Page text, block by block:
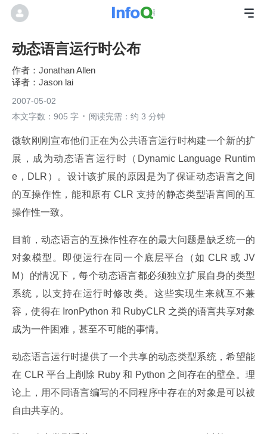
动态语言运行时公布
Jonathan Allen
Jason lai
2007-05-02
本文字数：905 字
阅读完需：约 3 分钟
微软刚刚宣布他们正在为公共语言运行时构建一个新的扩
展，成为动态语言运行时（Dynamic Language Runtim
e，DLR）。设计该扩展的原因是为了保证动态语言之间
的互操作性，能和原有 CLR 支持的静态类型语言间的互
操作性一致。
目前，动态语言的互操作性存在的最大问题是缺乏统一的
对象模型。即便运行在同一个底层平台（如 CLR 或 JV
M）的情况下，每个动态语言都必须独立扩展自身的类型
系统，以支持在运行时修改类。这些实现生来就互不兼
容，使得在 IronPython 和 RubyCLR 之类的语言共享对象
成为一件困难，甚至不可能的事情。
动态语言运行时提供了一个共享的动态类型系统，希望能
在 CLR 平台上削除 Ruby 和 Python 之间存在的壁垒。理
论上，用不同语言编写的不同程序中存在的对象是可以被
自由共享的。